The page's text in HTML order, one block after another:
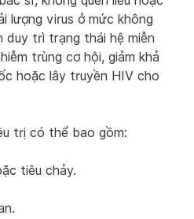
lượng virus ở mức không
duy trì trạng thái hệ miễn
trùng cơ hội, giảm khả
hoặc lây truyền HIV cho
trị có thể bao gồm:
tiêu chảy.